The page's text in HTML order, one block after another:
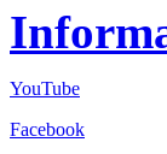
YouTube
Facebook